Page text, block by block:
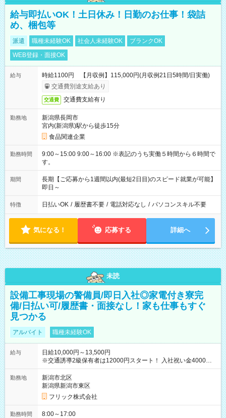
給与即払いOK！土日休み！日勤のお仕事！袋詰
め、梱包等
派遣 職種未経験OK 社会人未経験OK
ブランクOK
WEB登録・面接OK
給与
時給1100円 【月収例】115,000円(月収例21日5時間/日実働)
交通費別途支給あり
交通費 交通費支給有り
勤務地
新潟県長岡市
宮内(新潟県)駅から徒歩15分
食品関連企業
勤務時間
9:00～15:00 9:00～16:00 ※表記のうち実働５時間から６時間で
す。
期間
長期【ご応募から1週間以内(最短2日目)のスピード就業が可能】
即日～
特徴 日払いOK / 履歴書不要 / 電話対応なし / パソコンスキル不要
気になる！ 応募する 詳細へ
未読
設備工事現場の警備員/即日入社◎家電付き寮完
備/日払い可/履歴書・面接なし！家も仕事もすぐ
見つかる
アルバイト 職種未経験OK
給与
日給10,000円～13,500円
※交通誘導2級保有者は12000円スタート！ 入社祝い金4000円
【試用期間】試用期間なし
勤務地
新潟市北区
新潟県新潟市東区
フリック株式会社
勤務時間
8:00～17:00